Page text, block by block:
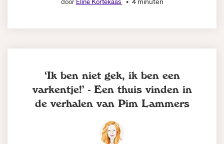
‘Ik ben niet gek, ik ben een
varkentje!’ - Een thuis vinden in
de verhalen van Pim Lammers